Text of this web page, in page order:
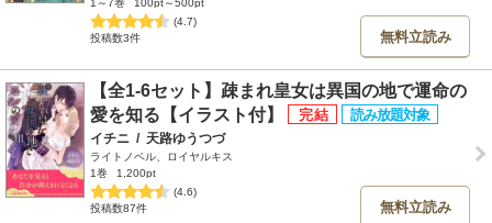
1～7巻
100pt～500pt
(4.7)
投稿数3件
無料立読み
【全1-6セット】疎まれ皇女は異国の地で運命の
愛を知る【イラスト付】
イチニ / 天路ゆうつづ
ライトノベル、ロイヤルキス
1巻
1,200pt
(4.6)
投稿数87件
無料立読み